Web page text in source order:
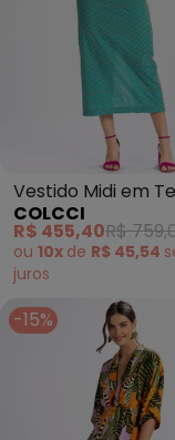
Vestido Midi em
Bordado (Azul)
COLCCI
R$ 455,40R$
ou 10x de R$ 45,54
juros
-15%